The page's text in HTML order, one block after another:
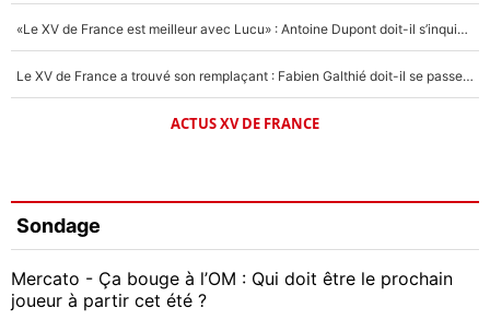
«Le XV de France est meilleur avec Lucu» : Antoine Dupont doit-il s’inquiéter pour sa place ?
Le XV de France a trouvé son remplaçant : Fabien Galthié doit-il se passer d'Antoine Dupont ?
ACTUS XV DE FRANCE
Sondage
Mercato - Ça bouge à l’OM : Qui doit être le prochain
joueur à partir cet été ?